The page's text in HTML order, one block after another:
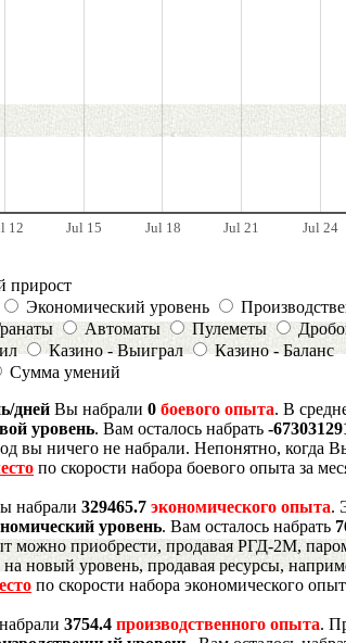
12 Jul 15 Jul 18 Jul 21 Jul 24
прирост
Экономический уровень
Автоматы Пулеметы
Казино - Выиграл
Казино - Баланс
Сумма умений
дней Вы набрали 0 боевого опыта. В
уровень. Вам осталось набрать -
вы ничего не набрали. Непонятно, когда
по скорости набора боевого опыта за
набрали 329465.7 экономического опыта.
уровень. Вам осталось набрать
можно приобрести, продавая РГД-2М,
на новый уровень, продавая ресурсы,
по скорости набора экономического
3754.4 производственного опыта.